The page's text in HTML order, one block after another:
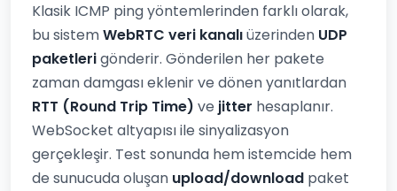
Klasik ICMP ping yöntemlerinden farklı olarak,
bu sistemWebRTC veri kanalıüzerinden UDP
paketlerigönderir. Gönderilen her pakete
zaman damgası eklenir ve dönen yanıtlardan
RTT (Round Trip Time) ve jitter hesaplanır.
WebSocket altyapısı ile sinyalizasyon
gerçekleşir. Test sonunda hem istemcide hem
de sunucuda oluşan upload/download paket